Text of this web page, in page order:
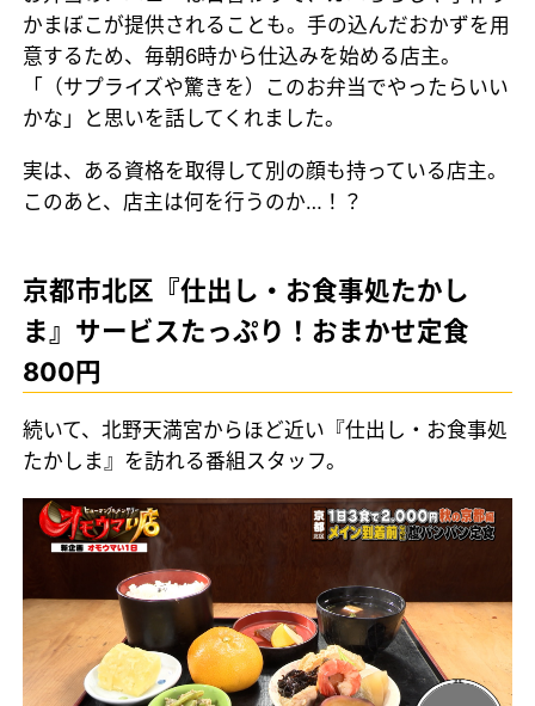
かまぼこが提供されることも。手の込んだおかずを用
意するため、毎朝6時から仕込みを始める店主。
「（サプライズや驚きを）このお弁当でやったらいい
かな」と思いを話してくれました。
実は、ある資格を取得して別の顔も持っている店主。
このあと、店主は何を行うのか…！？
京都市北区『仕出し・お食事処たかし
ま』サービスたっぷり！おまかせ定食
800円
続いて、北野天満宮からほど近い『仕出し・お食事処
たかしま』を訪れる番組スタッフ。